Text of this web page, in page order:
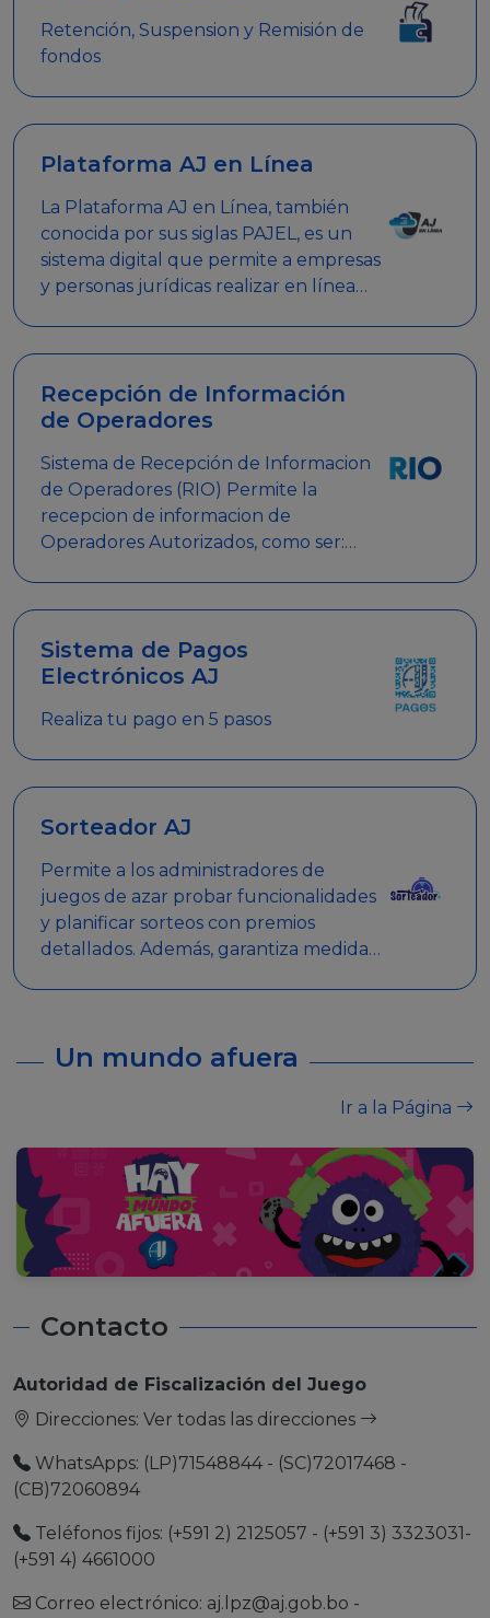
Retención, Suspension y Remisión de
fondos
Plataforma AJ en Línea
La Plataforma AJ en Línea, también
conocida por sus siglas PAJEL, es un
sistema digital que permite a empresas
y personas jurídicas realizar en línea
Recepción de Información
de Operadores
Sistema de Recepción de Informacion
de Operadores (RIO) Permite la
recepcion de informacion de
Operadores Autorizados, como ser:
Sistema de Pagos
Electrónicos AJ
Realiza tu pago en 5 pasos
Sorteador AJ
Permite a los administradores de
juegos de azar probar funcionalidades
y planificar sorteos con premios
detallados. Además, garantiza medidas
Un mundo afuera
Ir a la Página
Contacto
Autoridad de Fiscalización del Juego
Direcciones: Ver todas las direcciones
WhatsApps: (LP)71548844 - (SC)72017468 -
(CB)72060894
Teléfonos fijos: (+591 2) 2125057 - (+591 3) 3323031-
(+591 4) 4661000
Correo electrónico: aj.lpz@aj.gob.bo -